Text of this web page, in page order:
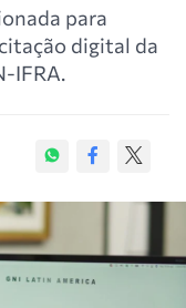
para
digital da
IFRA.